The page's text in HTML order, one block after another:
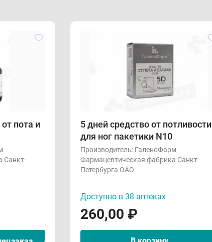
пота и
Санкт-
5 дней средство от потливости
для ног пакетики N10
Производитель: ГаленоФарм
Фармацевтическая фабрика Санкт-
Петербурга ОАО
Доступно в 38 аптеках
260,00 ₽